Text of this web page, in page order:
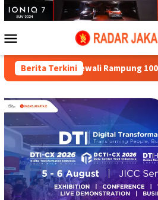
Loncat
ke
Mobile
Berita Terkini
Rampung 100 Persen,